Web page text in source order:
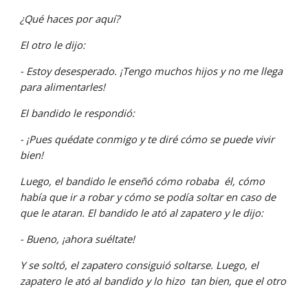
¿Qué haces por aquí?
El otro le dijo:
- Estoy desesperado. ¡Tengo muchos hijos y no me llega
para alimentarles!
El bandido le respondió:
- ¡Pues quédate conmigo y te diré cómo se puede vivir
bien!
Luego, el bandido le enseñó cómo robaba  él, cómo
había que ir a robar y cómo se podía soltar en caso de
que le ataran. El bandido le ató al zapatero y le dijo:
- Bueno, ¡ahora suéltate!
Y se soltó, el zapatero consiguió soltarse. Luego, el
zapatero le ató al bandido y lo hizo  tan bien, que el otro